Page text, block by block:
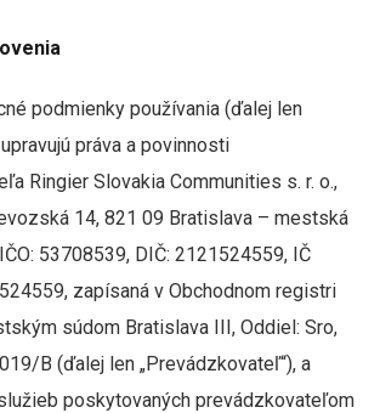
podmienky používania (ďalej len
práva a povinnosti
Ringier Slovakia Communities s. r. o.,
14, 821 09 Bratislava – mestská
53708539, DIČ: 2121524559, IČ
zapísaná v Obchodnom registri
súdom Bratislava III, Oddiel: Sro,
B (ďalej len „Prevádzkovateľ“), a
poskytovaných prevádzkovateľom